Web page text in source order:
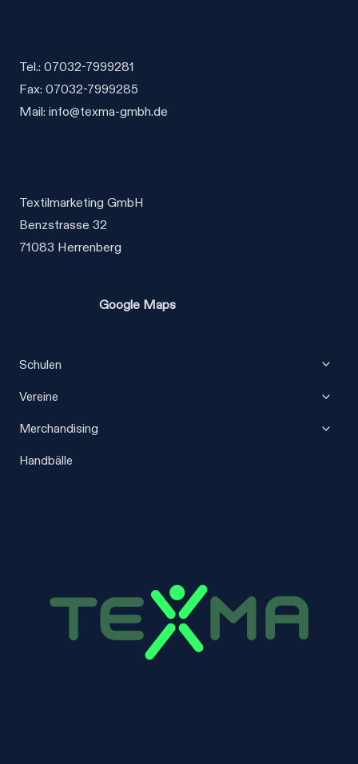
Tel.: 07032-7999281
Fax: 07032-7999285
Mail: info@texma-gmbh.de
Textilmarketing GmbH
Benzstrasse 32
71083 Herrenberg
Google Maps
Schulen
Vereine
Merchandising
Handbälle